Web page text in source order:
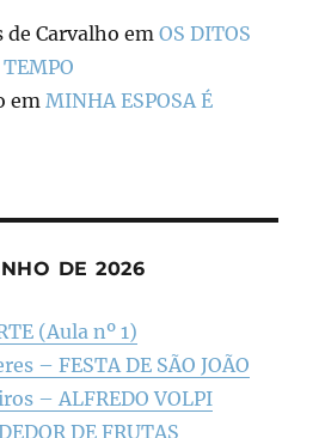
Carvalho emOS DITOS
TEMPO
em MINHA ESPOSA É
DE 2026
(Aula nº 1)
– FESTA DE SÃO JOÃO
– ALFREDO VOLPI
DE FRUTAS